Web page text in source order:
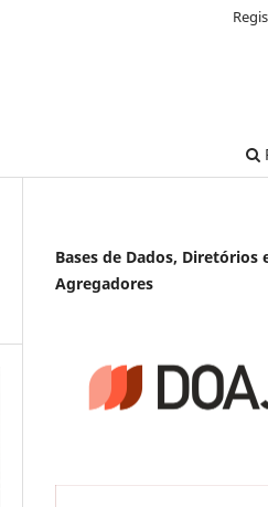
Bases de Dados, Diretórios
Agregadores